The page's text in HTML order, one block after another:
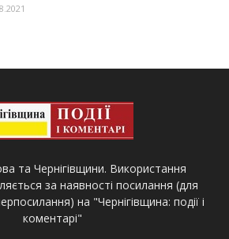
та Чернігівщини. Використання
за наявності посилання (для
на "Чернігівщина: події і
коментарі"